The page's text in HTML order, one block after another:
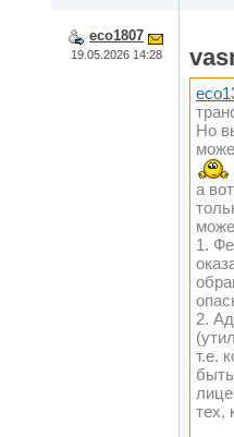
eco1807
19.05.2026 14:28
Но
а
1.
2.
т.е.
тех,